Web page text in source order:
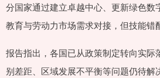
分国家通过建立卓越中心、更新绿色数
教育与劳动力市场需求对接，但技能错
报告指出，各国已从政策制定转向实际
别差距、区域发展不平衡等问题仍待解